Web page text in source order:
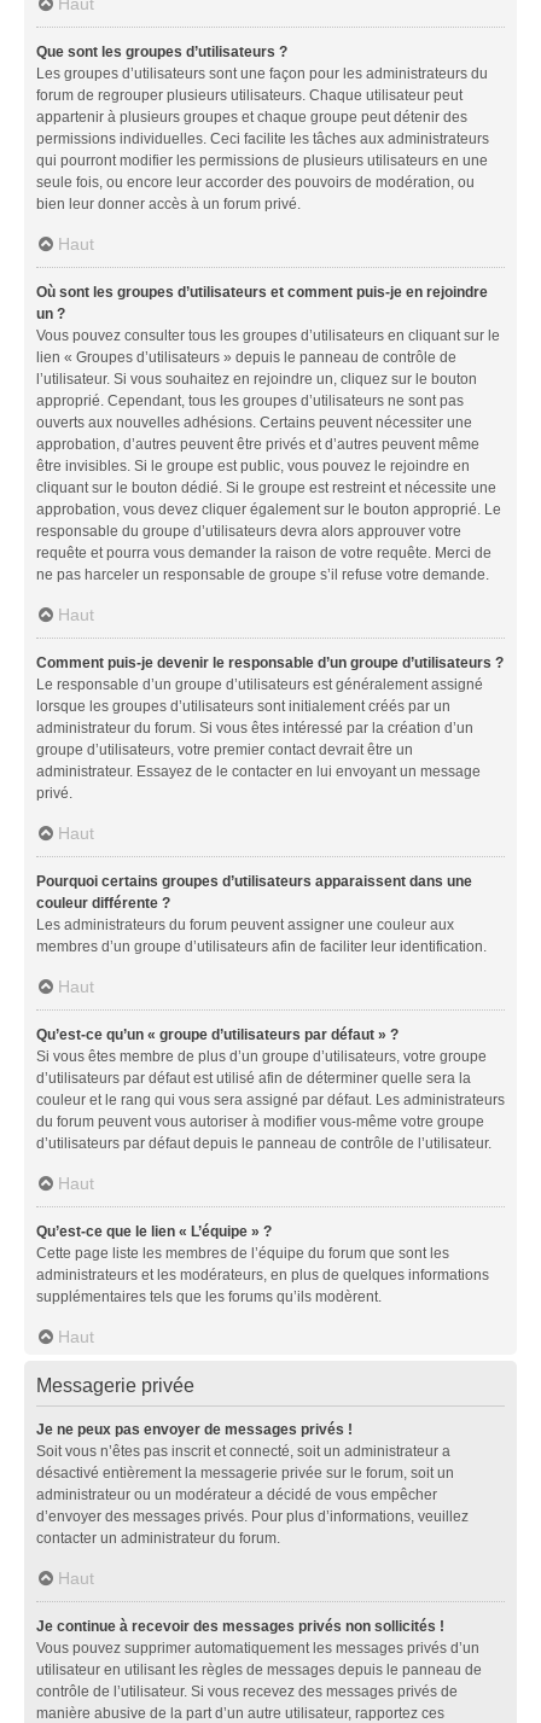
Que sont les groupes d’utilisateurs ?
Les groupes d’utilisateurs sont une façon pour les administrateurs du
forum de regrouper plusieurs utilisateurs. Chaque utilisateur peut
appartenir à plusieurs groupes et chaque groupe peut détenir des
permissions individuelles. Ceci facilite les tâches aux administrateurs
qui pourront modifier les permissions de plusieurs utilisateurs en une
seule fois, ou encore leur accorder des pouvoirs de modération, ou
bien leur donner accès à un forum privé.
Haut
Où sont les groupes d’utilisateurs et comment puis-je en rejoindre
un ?
Vous pouvez consulter tous les groupes d’utilisateurs en cliquant sur le
lien « Groupes d’utilisateurs » depuis le panneau de contrôle de
l’utilisateur. Si vous souhaitez en rejoindre un, cliquez sur le bouton
approprié. Cependant, tous les groupes d’utilisateurs ne sont pas
ouverts aux nouvelles adhésions. Certains peuvent nécessiter une
approbation, d’autres peuvent être privés et d’autres peuvent même
être invisibles. Si le groupe est public, vous pouvez le rejoindre en
cliquant sur le bouton dédié. Si le groupe est restreint et nécessite une
approbation, vous devez cliquer également sur le bouton approprié. Le
responsable du groupe d’utilisateurs devra alors approuver votre
requête et pourra vous demander la raison de votre requête. Merci de
ne pas harceler un responsable de groupe s’il refuse votre demande.
Haut
Comment puis-je devenir le responsable d’un groupe d’utilisateurs ?
Le responsable d’un groupe d’utilisateurs est généralement assigné
lorsque les groupes d’utilisateurs sont initialement créés par un
administrateur du forum. Si vous êtes intéressé par la création d’un
groupe d’utilisateurs, votre premier contact devrait être un
administrateur. Essayez de le contacter en lui envoyant un message
privé.
Haut
Pourquoi certains groupes d’utilisateurs apparaissent dans une
couleur différente ?
Les administrateurs du forum peuvent assigner une couleur aux
membres d’un groupe d’utilisateurs afin de faciliter leur identification.
Haut
Qu’est-ce qu’un « groupe d’utilisateurs par défaut » ?
Si vous êtes membre de plus d’un groupe d’utilisateurs, votre groupe
d’utilisateurs par défaut est utilisé afin de déterminer quelle sera la
couleur et le rang qui vous sera assigné par défaut. Les administrateurs
du forum peuvent vous autoriser à modifier vous-même votre groupe
d’utilisateurs par défaut depuis le panneau de contrôle de l’utilisateur.
Haut
Qu’est-ce que le lien « L’équipe » ?
Cette page liste les membres de l’équipe du forum que sont les
administrateurs et les modérateurs, en plus de quelques informations
supplémentaires tels que les forums qu’ils modèrent.
Haut
Messagerie privée
Je ne peux pas envoyer de messages privés !
Soit vous n’êtes pas inscrit et connecté, soit un administrateur a
désactivé entièrement la messagerie privée sur le forum, soit un
administrateur ou un modérateur a décidé de vous empêcher
d’envoyer des messages privés. Pour plus d’informations, veuillez
contacter un administrateur du forum.
Haut
Je continue à recevoir des messages privés non sollicités !
Vous pouvez supprimer automatiquement les messages privés d’un
utilisateur en utilisant les règles de messages depuis le panneau de
contrôle de l’utilisateur. Si vous recevez des messages privés de
manière abusive de la part d’un autre utilisateur, rapportez ces